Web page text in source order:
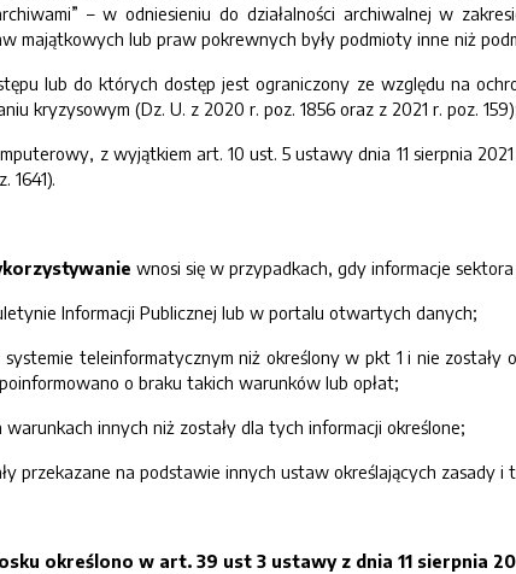
– w odniesieniu do działalności archiwalnej w
majątkowych lub praw pokrewnych były podmioty inne niż
lub do których dostęp jest ograniczony ze względu na
kryzysowym (Dz. U. z 2020 r. poz. 1856 oraz z 2021 r. poz.
z wyjątkiem art. 10 ust. 5 ustawy dnia 11 sierpnia
1641).
wnosi się w przypadkach, gdy informacje
Informacji Publicznej lub w portalu otwartych danych;
teleinformatycznym niż określony w pkt 1 i nie
o braku takich warunków lub opłat;
innych niż zostały dla tych informacji określone;
przekazane na podstawie innych ustaw określających zasady
określono w art. 39 ust 3 ustawy z dnia 11 sierpnia